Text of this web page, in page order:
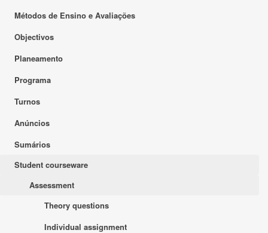
Métodos de Ensino e Avaliações
Objectivos
Planeamento
Programa
Turnos
Anúncios
Sumários
Student courseware
Assessment
Theory questions
Individual assignment